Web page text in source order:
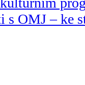
s OMJ – ke